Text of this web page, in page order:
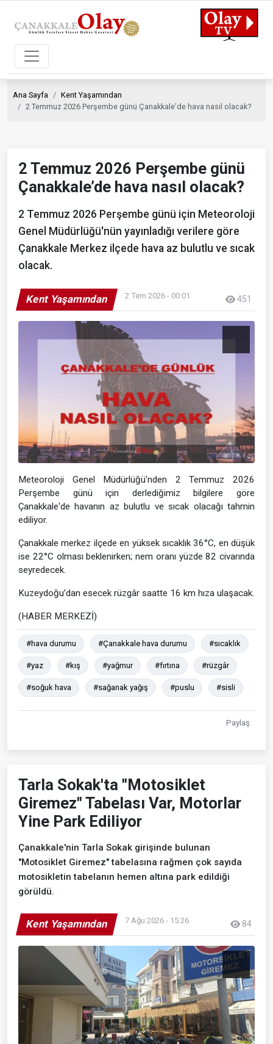
Ana Sayfa
Kent Yaşamından
2 Temmuz 2026 Perşembe günü Çanakkale’de hava nasıl olacak?
2 Temmuz 2026 Perşembe günü
Çanakkale’de hava nasıl olacak?
2 Temmuz 2026 Perşembe günü için Meteoroloji
Genel Müdürlüğü'nün yayınladığı verilere göre
Çanakkale Merkez ilçede hava az bulutlu ve sıcak
olacak.
Kent Yaşamından 2 Tem 2026 - 00:01 451
Meteoroloji Genel Müdürlüğü'nden 2 Temmuz 2026
Perşembe günü için derlediğimiz bilgilere göre
Çanakkale'de havanın az bulutlu ve sıcak olacağı tahmin
ediliyor.
Çanakkale merkez ilçede en yüksek sıcaklık 36°C, en düşük
ise 22°C olması beklenirken; nem oranı yüzde 82 civarında
seyredecek.
Kuzeydoğu’dan esecek rüzgâr saatte 16 km hıza ulaşacak.
(HABER MERKEZİ)
#hava durumu #Çanakkale hava durumu #sıcaklık
#yaz #kış #yağmur #fırtına #rüzgâr
#soğuk hava #sağanak yağış #puslu #sisli
Paylaş
Tarla Sokak'ta "Motosiklet
Giremez" Tabelası Var, Motorlar
Yine Park Ediliyor
Çanakkale'nin Tarla Sokak girişinde bulunan
"Motosiklet Giremez" tabelasına rağmen çok sayıda
motosikletin tabelanın hemen altına park edildiği
görüldü.
Kent Yaşamından 7 Ağu 2026 - 15:26 84